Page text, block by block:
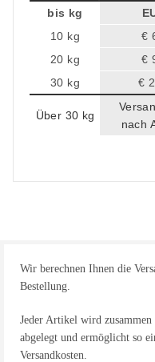
Über 30 kg
nach
bis kg
10 kg
€
20 kg
€
30 kg
€
Wir berechnen Ihnen die
Bestellung.
Jeder Artikel wird
abgelegt und ermöglicht so
Versandkosten.